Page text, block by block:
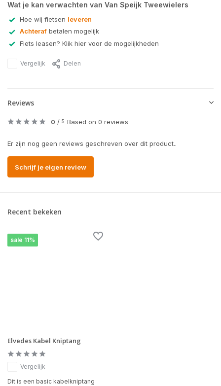
Wat je kan verwachten van Van Speijk Tweewielers
Hoe wij fietsen leveren
Achteraf betalen mogelijk
Fiets leasen? Klik hier voor de mogelijkheden
Vergelijk Delen
Reviews
0 / 5 Based on 0 reviews
Er zijn nog geen reviews geschreven over dit product..
Schrijf je eigen review
Recent bekeken
sale 11%
Elvedes Kabel Kniptang
Vergelijk
Dit is een basic kabelkniptang